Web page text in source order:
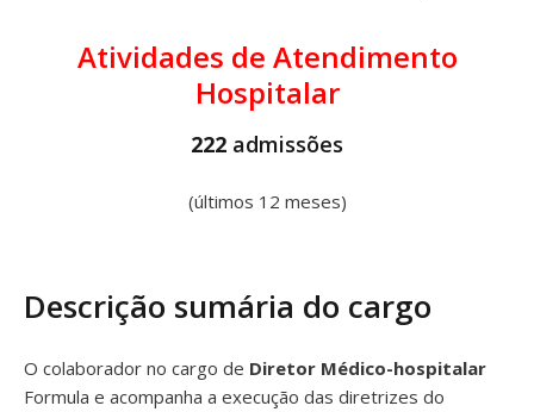
Atividades de Atendimento
Hospitalar
222 admissões
(últimos 12 meses)
Descrição sumária do cargo
O colaborador no cargo de Diretor Médico-hospitalar
Formula e acompanha a execução das diretrizes do